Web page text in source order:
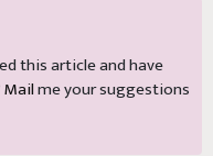
this article and have
Mailme your suggestions